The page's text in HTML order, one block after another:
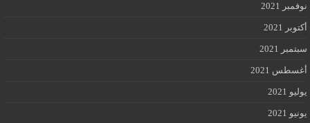
نوفمبر 2021
أكتوبر 2021
سبتمبر 2021
أغسطس 2021
يوليو 2021
يونيو 2021